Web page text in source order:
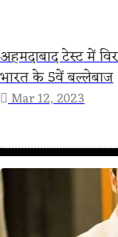
अहमदाबाद टेस्ट में
भारत के 5वें बल्लेबाज
Mar 12, 2023